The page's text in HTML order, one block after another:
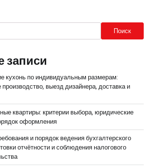
Поиск
записи
кухонь по индивидуальным размерам:
производство, выезд дизайнера, доставка и
квартиры: критерии выбора, юридические
оформления
и порядок ведения бухгалтерского
отчётности и соблюдения налогового